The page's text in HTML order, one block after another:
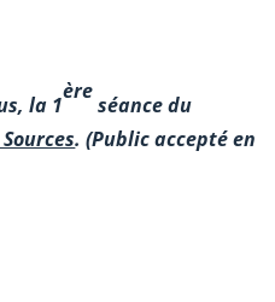
la 1
ère
séance du
.(Public accepté en